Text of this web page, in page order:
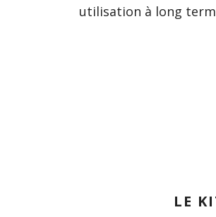
utilisation à long
LE